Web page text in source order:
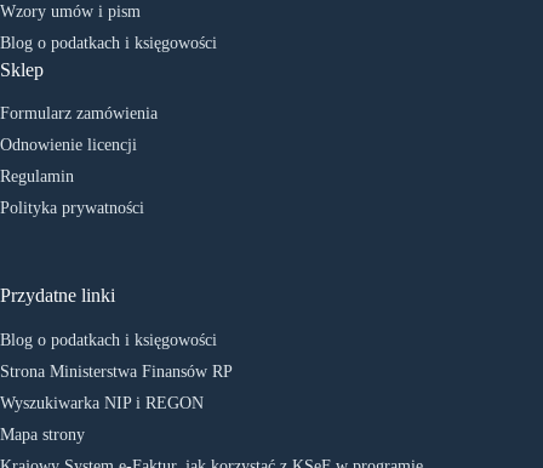
Wzory umów i pism
Blog o podatkach i księgowości
Sklep
Formularz zamówienia
Odnowienie licencji
Regulamin
Polityka prywatności
Przydatne linki
Blog o podatkach i księgowości
Strona Ministerstwa Finansów RP
Wyszukiwarka NIP i REGON
Mapa strony